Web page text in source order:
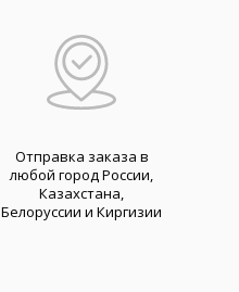
Отправка заказа в
любой город России,
Казахстана,
Белоруссии и Киргизии